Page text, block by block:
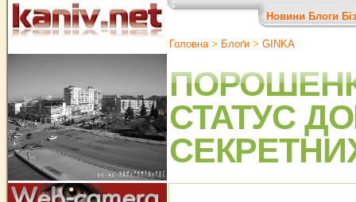
Новини Блоги
Головна> Блоґи > GINKA
СТАТУС